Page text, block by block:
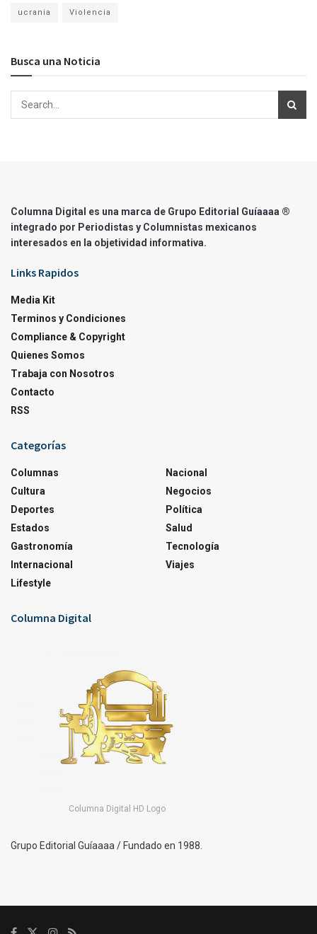
ucrania Violencia
Busca una Noticia
Columna Digital es una marca de Grupo Editorial Guíaaaa ®
integrado por Periodistas y Columnistas mexicanos
interesados en la objetividad informativa.
Links Rapidos
Media Kit
Terminos y Condiciones
Compliance & Copyright
Quienes Somos
Trabaja con Nosotros
Contacto
RSS
Categorías
Columnas
Cultura
Deportes
Estados
Gastronomía
Internacional
Lifestyle
Nacional
Negocios
Política
Salud
Tecnología
Viajes
Columna Digital
Columna Digital HD Logo
Grupo Editorial Guíaaaa / Fundado en 1988.